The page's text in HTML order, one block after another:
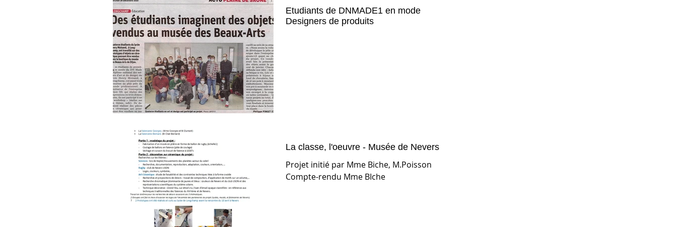
Etudiants de DNMADE1 en mode
Designers de produits
La classe, l'oeuvre - Musée de Nevers
Projet initié par Mme Biche, M.Poisson
Compte-rendu Mme BIche